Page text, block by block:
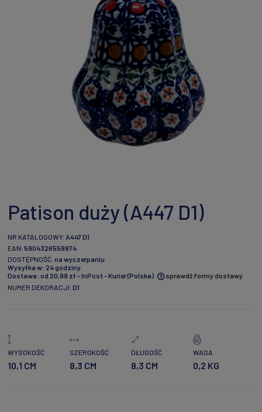
Patison duży (A447 D1)
NR KATALOGOWY: A447 D1
EAN: 5904326559974
DOSTĘPNOŚĆ: na wyczerpaniu
Wysyłka w: 24 godziny
Dostawa: od 20,99 zł- InPost - Kurier(Polska)
Cena nie zawiera ewentualnych kosztów płatności
sprawdź formy dostawy
NUMER DEKORACJI: D1
WYSOKOŚĆ
10,1 CM
SZEROKOŚĆ
8,3 CM
DŁUGOŚĆ
8,3 CM
WAGA
0,2 KG